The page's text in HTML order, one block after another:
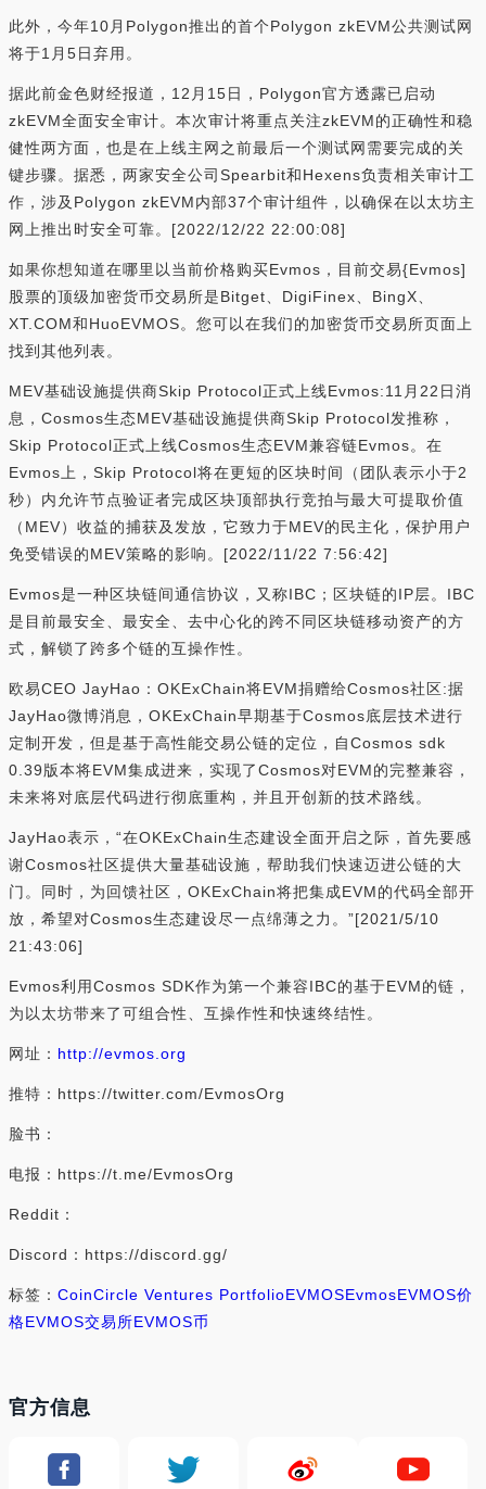
此外，今年10月Polygon推出的首个Polygon zkEVM公共测试网
将于1月5日弃用。
据此前金色财经报道，12月15日，Polygon官方透露已启动
zkEVM全面安全审计。本次审计将重点关注zkEVM的正确性和稳
健性两方面，也是在上线主网之前最后一个测试网需要完成的关
键步骤。据悉，两家安全公司Spearbit和Hexens负责相关审计工
作，涉及Polygon zkEVM内部37个审计组件，以确保在以太坊主
网上推出时安全可靠。[2022/12/22 22:00:08]
如果你想知道在哪里以当前价格购买Evmos，目前交易{Evmos]
股票的顶级加密货币交易所是Bitget、DigiFinex、BingX、
XT.COM和HuoEVMOS。您可以在我们的加密货币交易所页面上
找到其他列表。
MEV基础设施提供商Skip Protocol正式上线Evmos:11月22日消
息，Cosmos生态MEV基础设施提供商Skip Protocol发推称，
Skip Protocol正式上线Cosmos生态EVM兼容链Evmos。在
Evmos上，Skip Protocol将在更短的区块时间（团队表示小于2
秒）内允许节点验证者完成区块顶部执行竞拍与最大可提取价值
（MEV）收益的捕获及发放，它致力于MEV的民主化，保护用户
免受错误的MEV策略的影响。[2022/11/22 7:56:42]
Evmos是一种区块链间通信协议，又称IBC；区块链的IP层。IBC
是目前最安全、最安全、去中心化的跨不同区块链移动资产的方
式，解锁了跨多个链的互操作性。
欧易CEO JayHao：OKExChain将EVM捐赠给Cosmos社区:据
JayHao微博消息，OKExChain早期基于Cosmos底层技术进行
定制开发，但是基于高性能交易公链的定位，自Cosmos sdk
0.39版本将EVM集成进来，实现了Cosmos对EVM的完整兼容，
未来将对底层代码进行彻底重构，并且开创新的技术路线。
JayHao表示，“在OKExChain生态建设全面开启之际，首先要感
谢Cosmos社区提供大量基础设施，帮助我们快速迈进公链的大
门。同时，为回馈社区，OKExChain将把集成EVM的代码全部开
放，希望对Cosmos生态建设尽一点绵薄之力。”[2021/5/10
21:43:06]
Evmos利用Cosmos SDK作为第一个兼容IBC的基于EVM的链，
为以太坊带来了可组合性、互操作性和快速终结性。
网址： http://evmos.org
推特：https://twitter.com/EvmosOrg
脸书：
电报：https://t.me/EvmosOrg
Reddit：
Discord：https://discord.gg/
标签： CoinCircle Ventures PortfolioEVMOSEvmosEVMOS价
格EVMOS交易所EVMOS币
官方信息